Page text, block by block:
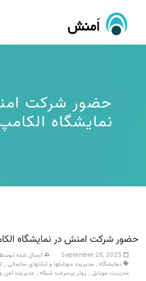
حضور شرکت
نمایشگاه الکامپ
حضور شرکت امنش در نمایشگاه الکامپ
ارسال شده
نمایشگاه , مدیریت موبایلها و تبلتهای سازمانی ,
مدیریت موبایل , روتر پرسرعت شبکه , مدیریت امن و